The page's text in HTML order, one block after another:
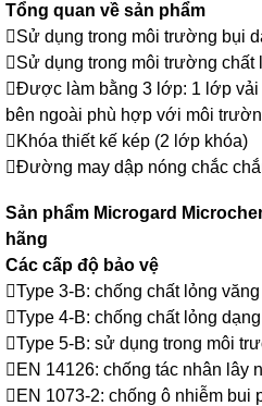
Tổng quan về sản phẩm
Sử dụng trong môi trường bụi
Sử dụng trong môi trường chất
Được làm bằng 3 lớp: 1 lớp
bên ngoài phù hợp với môi
Khóa thiết kế kép (2 lớp khóa)
Đường may dập nóng chắc
Sản phẩm Microgard
hãng
Các cấp độ bảo vệ
Type 3-B: chống chất lỏng
Type 4-B: chống chất lỏng
Type 5-B: sử dụng trong môi
EN 14126: chống tác nhân lây
EN 1073-2: chống ô nhiễm bui